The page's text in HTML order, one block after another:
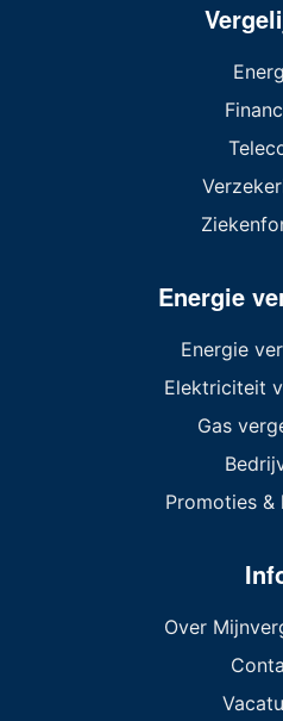
Energie
Energie
Elektriciteit
Gas
Promoties
Over